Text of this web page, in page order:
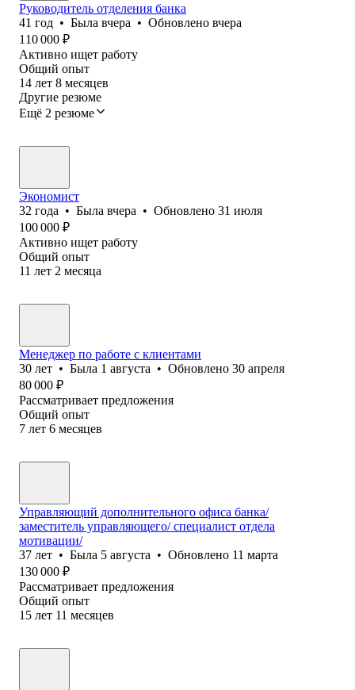
Руководитель отделения банка
41 год • Была вчера • Обновлено вчера
110 000 ₽
Активно ищет работу
Общий опыт
14 лет 8 месяцев
Другие резюме
Ещё 2 резюме
Экономист
32 года • Была вчера • Обновлено 31 июля
100 000 ₽
Активно ищет работу
Общий опыт
11 лет 2 месяца
Менеджер по работе с клиентами
30 лет • Была 1 августа • Обновлено 30 апреля
80 000 ₽
Рассматривает предложения
Общий опыт
7 лет 6 месяцев
Управляющий дополнительного офиса банка/
заместитель управляющего/ специалист отдела
мотивации/
37 лет • Была 5 августа • Обновлено 11 марта
130 000 ₽
Рассматривает предложения
Общий опыт
15 лет 11 месяцев